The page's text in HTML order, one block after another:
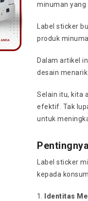
minuman
Label sticker
produk
Dalam artikel
desain
Selain itu, kita
efektif. Tak
untuk
Label sticker
kepada
Identitas